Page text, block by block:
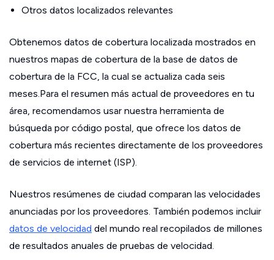
Otros datos localizados relevantes
Obtenemos datos de cobertura localizada mostrados en
nuestros mapas de cobertura de la base de datos de
cobertura de la FCC, la cual se actualiza cada seis
meses.Para el resumen más actual de proveedores en tu
área, recomendamos usar nuestra herramienta de
búsqueda por código postal, que ofrece los datos de
cobertura más recientes directamente de los proveedores
de servicios de internet (ISP).
Nuestros resúmenes de ciudad comparan las velocidades
anunciadas por los proveedores. También podemos incluir
datos de velocidad del mundo real recopilados de millones
de resultados anuales de pruebas de velocidad.